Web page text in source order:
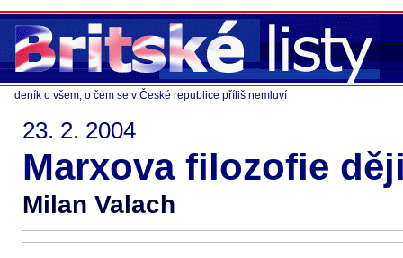
deník o všem, o čem se v České republice příliš nemluví
23. 2. 2004
Marxova filozofie
Milan Valach